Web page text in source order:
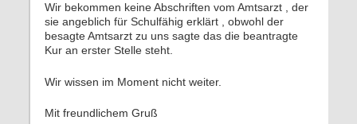
Wir bekommen keine Abschriften vom Amtsarzt , der
sie angeblich für Schulfähig erklärt , obwohl der
besagte Amtsarzt zu uns sagte das die beantragte
Kur an erster Stelle steht.
Wir wissen im Moment nicht weiter.
Mit freundlichem Gruß